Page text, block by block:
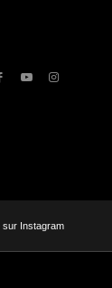
sur Instagram